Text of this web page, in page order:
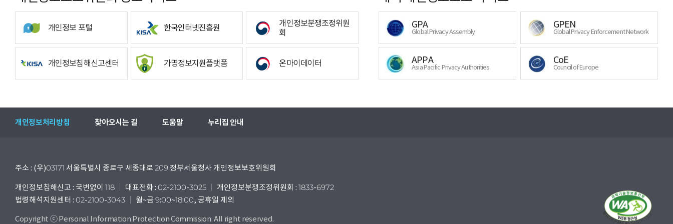
개인정보 포털 한국인터넷진흥원
개인정보분쟁조정위원
회
개인정보침해신고센터 가명정보지원플랫폼 온마이데이터
GPA
Global Privacy Assembly
GPEN
Global Privacy Enforcement Network
APPA
Asia Pacific Privacy Authorities
CoE
Council of Europe
개인정보처리방침 찾아오시는 길 도움말 누리집 안내
주소 : (우)03171 서울특별시 종로구 세종대로 209 정부서울청사 개인정보보호위원회
개인정보침해신고 : 국번없이 118 대표전화 : 02-2100-3025
개인정보분쟁조정위원회 : 1833-6972
법령해석지원센터 : 02-2100-3043
월~금 9:00~18:00, 공휴일 제외
Copyright ⓒ Personal Information Protection Commission. All right reserved.